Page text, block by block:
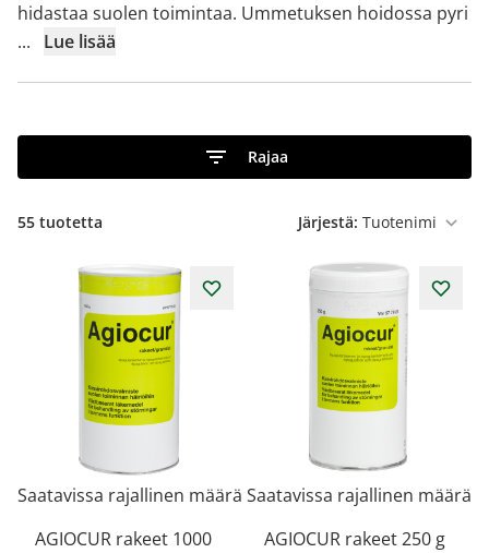
hidastaa suolen toimintaa. Ummetuksen hoidossa pyri
...
Lue lisää
Rajaa
55 tuotetta Järjestä:
Saatavissa rajallinen määrä
AGIOCUR rakeet 1000
Saatavissa rajallinen määrä
AGIOCUR rakeet 250 g